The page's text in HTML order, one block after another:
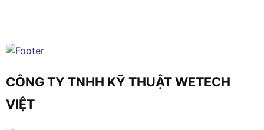
CÔNG TY TNHH KỸ THUẬT WETECH
VIỆT